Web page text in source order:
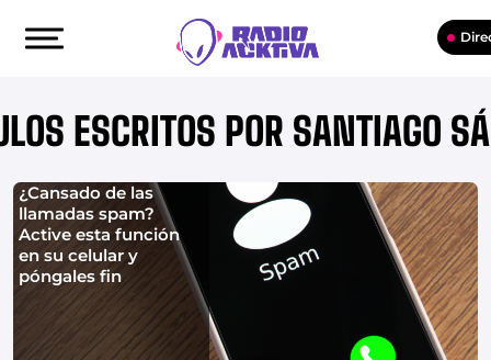
ESCRITOS POR SANTIAGO
¿Cansado de las
llamadas spam?
Active esta función
en su celular y
póngales fin